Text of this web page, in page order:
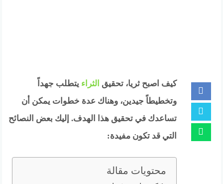
كيف اصبح ثريا، تحقيق الثراء يتطلب جهداً
وتخطيطاً جيدين، وهناك عدة خطوات يمكن أن
تساعدك في تحقيق هذا الهدف. إليك بعض النصائح
التي قد تكون مفيدة:
محتويات مقالة